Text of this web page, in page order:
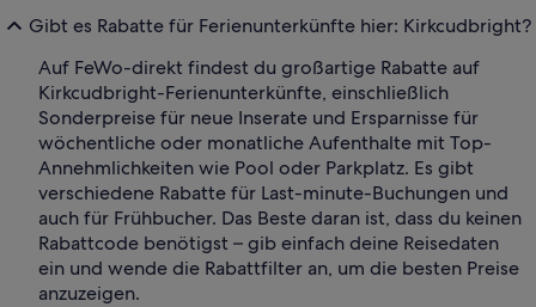
Gibt es Rabatte für Ferienunterkünfte hier: Kirkcudbright?
Auf FeWo-direkt findest du großartige Rabatte auf
Kirkcudbright-Ferienunterkünfte, einschließlich
Sonderpreise für neue Inserate und Ersparnisse für
wöchentliche oder monatliche Aufenthalte mit Top-
Annehmlichkeiten wie Pool oder Parkplatz. Es gibt
verschiedene Rabatte für Last-minute-Buchungen und
auch für Frühbucher. Das Beste daran ist, dass du keinen
Rabattcode benötigst – gib einfach deine Reisedaten
ein und wende die Rabattfilter an, um die besten Preise
anzuzeigen.